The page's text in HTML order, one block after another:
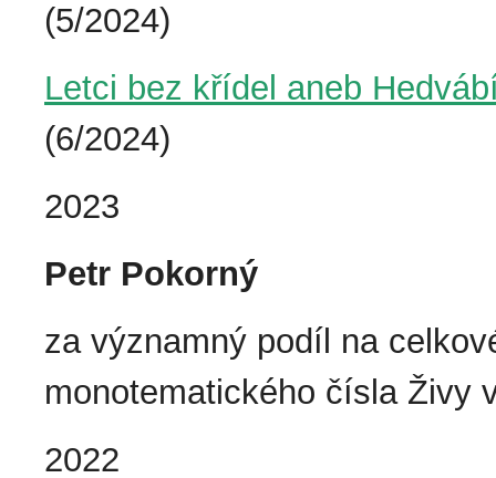
(5/2024)
Letci bez křídel aneb
(6/2024)
2023
Petr Pokorný
za významný podíl na
monotematického čísla Živy
2022